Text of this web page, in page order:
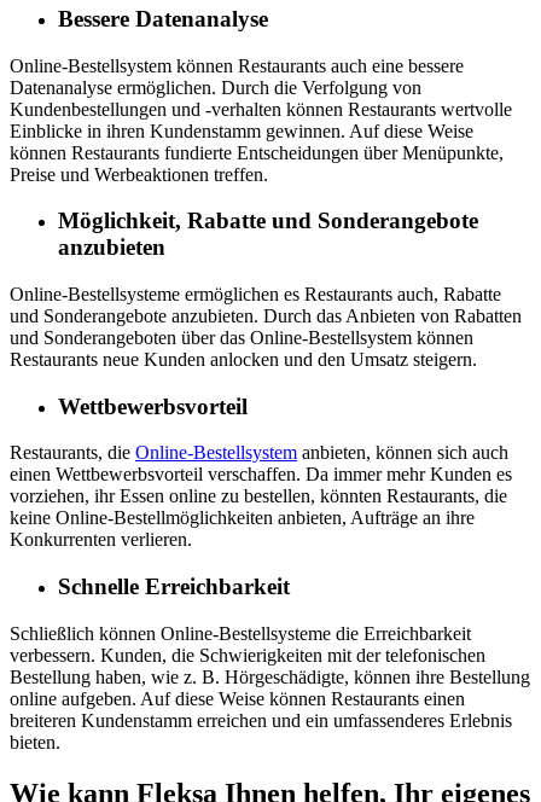
Bessere Datenanalyse
Online-Bestellsystem können Restaurants auch eine bessere
Datenanalyse ermöglichen. Durch die Verfolgung von
Kundenbestellungen und -verhalten können Restaurants wertvolle
Einblicke in ihren Kundenstamm gewinnen. Auf diese Weise
können Restaurants fundierte Entscheidungen über Menüpunkte,
Preise und Werbeaktionen treffen.
Möglichkeit, Rabatte und Sonderangebote
anzubieten
Online-Bestellsysteme ermöglichen es Restaurants auch, Rabatte
und Sonderangebote anzubieten. Durch das Anbieten von Rabatten
und Sonderangeboten über das Online-Bestellsystem können
Restaurants neue Kunden anlocken und den Umsatz steigern.
Wettbewerbsvorteil
Restaurants, die Online-Bestellsystem anbieten, können sich auch
einen Wettbewerbsvorteil verschaffen. Da immer mehr Kunden es
vorziehen, ihr Essen online zu bestellen, könnten Restaurants, die
keine Online-Bestellmöglichkeiten anbieten, Aufträge an ihre
Konkurrenten verlieren.
Schnelle Erreichbarkeit
Schließlich können Online-Bestellsysteme die Erreichbarkeit
verbessern. Kunden, die Schwierigkeiten mit der telefonischen
Bestellung haben, wie z. B. Hörgeschädigte, können ihre Bestellung
online aufgeben. Auf diese Weise können Restaurants einen
breiteren Kundenstamm erreichen und ein umfassenderes Erlebnis
bieten.
Wie kann Fleksa Ihnen helfen, Ihr eigenes